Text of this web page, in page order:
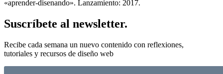
«aprender-disenando». Lanzamiento: 2017.
Suscríbete al newsletter.
Recibe cada semana un nuevo contenido con reflexiones,
tutoriales y recursos de diseño web